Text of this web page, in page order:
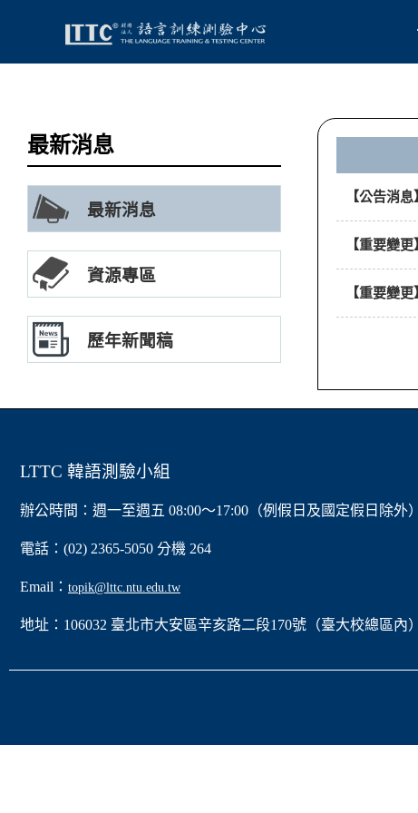
最新消息
最新消息
資源專區
歷年新聞稿
【公告消
【重要變
【重要變
LTTC 韓語測驗小組
辦公時間：週一至週五 08:00～17:00（例假日及國定假日除外）
電話：(02) 2365-5050 分機 264
Email： topik@lttc.ntu.edu.tw
地址：106032 臺北市大安區辛亥路二段170號（臺大校總區內）